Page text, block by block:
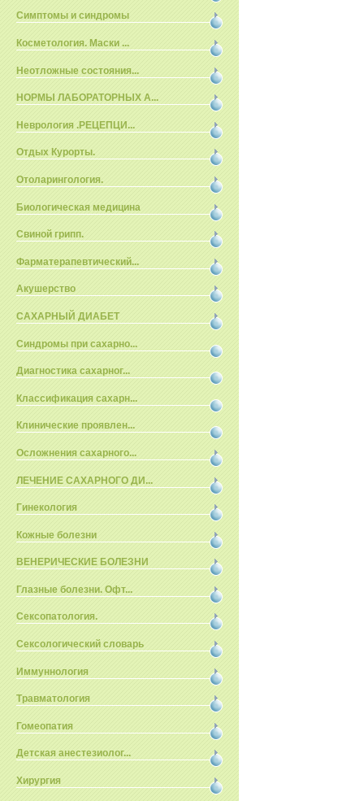
Симптомы и синдромы
Косметология. Маски ...
Неотложные состояния...
НОРМЫ ЛАБОРАТОРНЫХ А...
Неврология .РЕЦЕПЦИ...
Отдых Курорты.
Отоларингология.
Биологическая медицина
Свиной грипп.
Фарматерапевтический...
Акушерство
САХАРНЫЙ ДИАБЕТ
Синдромы при сахарно...
Диагностика сахарног...
Классификация сахарн...
Клинические проявлен...
Осложнения сахарного...
ЛЕЧЕНИЕ САХАРНОГО ДИ...
Гинекология
Кожные болезни
ВЕНЕРИЧЕСКИЕ БОЛЕЗНИ
Глазные болезни. Офт...
Сексопатология.
Сексологический словарь
Иммуннология
Травматология
Гомеопатия
Детская анестезиолог...
Хирургия